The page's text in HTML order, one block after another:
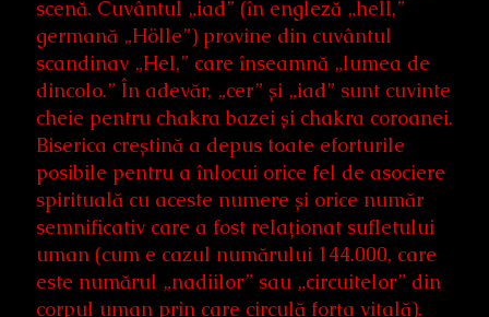
scenă. Cuvântul „iad” (în engleză „hell,”
germană „Hölle”) provine din cuvântul
scandinav „Hel,” care înseamnă „lumea de
dincolo.” În adevăr, „cer” și „iad” sunt cuvinte
cheie pentru chakra bazei și chakra coroanei.
Biserica creștină a depus toate eforturile
posibile pentru a înlocui orice fel de asociere
spirituală cu aceste numere și orice număr
semnificativ care a fost relaționat sufletului
uman (cum e cazul numărului 144.000, care
este numărul „nadiilor” sau „circuitelor” din
corpul uman prin care circulă forța vitală).